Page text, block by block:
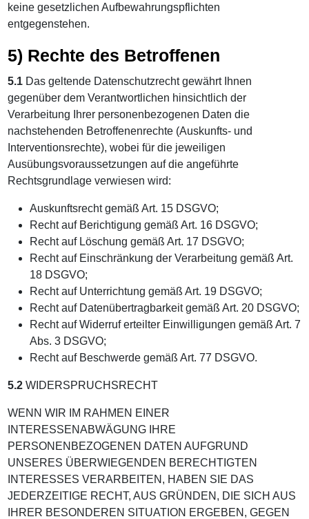
keine gesetzlichen Aufbewahrungspflichten
entgegenstehen.
5) Rechte des Betroffenen
5.1Das geltende Datenschutzrecht gewährt Ihnen
gegenüber dem Verantwortlichen hinsichtlich der
Verarbeitung Ihrer personenbezogenen Daten die
nachstehenden Betroffenenrechte (Auskunfts- und
Interventionsrechte), wobei für die jeweiligen
Ausübungsvoraussetzungen auf die angeführte
Rechtsgrundlage verwiesen wird:
Auskunftsrecht gemäß Art. 15 DSGVO;
Recht auf Berichtigung gemäß Art. 16 DSGVO;
Recht auf Löschung gemäß Art. 17 DSGVO;
Recht auf Einschränkung der Verarbeitung gemäß Art.
18 DSGVO;
Recht auf Unterrichtung gemäß Art. 19 DSGVO;
Recht auf Datenübertragbarkeit gemäß Art. 20 DSGVO;
Recht auf Widerruf erteilter Einwilligungen gemäß Art. 7
Abs. 3 DSGVO;
Recht auf Beschwerde gemäß Art. 77 DSGVO.
5.2WIDERSPRUCHSRECHT
WENN WIR IM RAHMEN EINER
INTERESSENABWÄGUNG IHRE
PERSONENBEZOGENEN DATEN AUFGRUND
UNSERES ÜBERWIEGENDEN BERECHTIGTEN
INTERESSES VERARBEITEN, HABEN SIE DAS
JEDERZEITIGE RECHT, AUS GRÜNDEN, DIE SICH AUS
IHRER BESONDEREN SITUATION ERGEBEN, GEGEN